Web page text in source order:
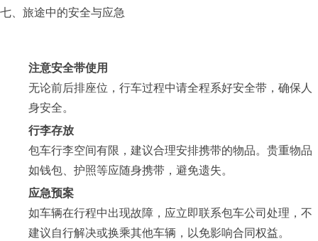
七、旅途中的安全与应急
注意安全带使用
无论前后排座位，行车过程中请全程系好安全带，确保人
身安全。
行李存放
包车行李空间有限，建议合理安排携带的物品。贵重物品
如钱包、护照等应随身携带，避免遗失。
应急预案
如车辆在行程中出现故障，应立即联系包车公司处理，不
建议自行解决或换乘其他车辆，以免影响合同权益。